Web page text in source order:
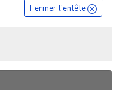
Fermer l'entête